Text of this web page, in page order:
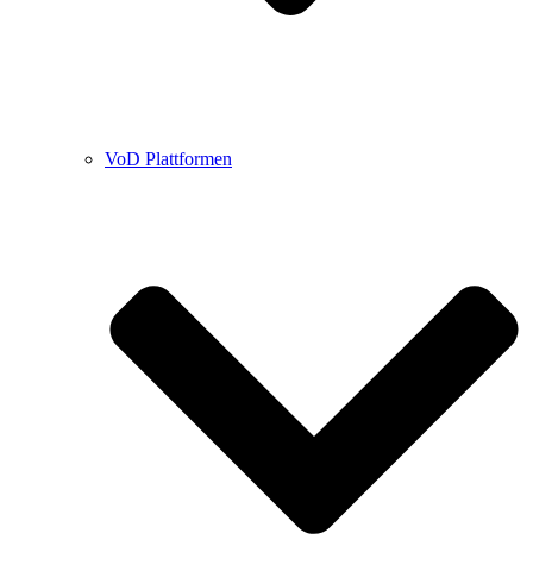
VoD Plattformen